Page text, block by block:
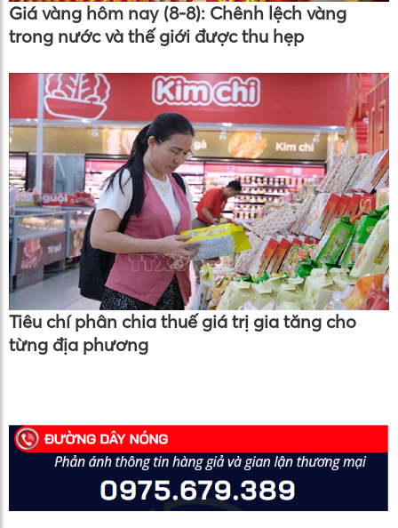
Giá vàng hôm nay (8-8): Chênh lệch vàng
trong nước và thế giới được thu hẹp
Tiêu chí phân chia thuế giá trị gia tăng cho
từng địa phương